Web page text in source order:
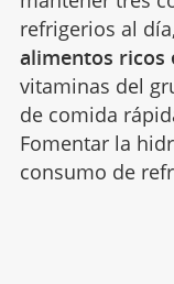
refrigerios al día,
alimentos ricos
vitaminas del
de comida
Fomentar la
consumo de